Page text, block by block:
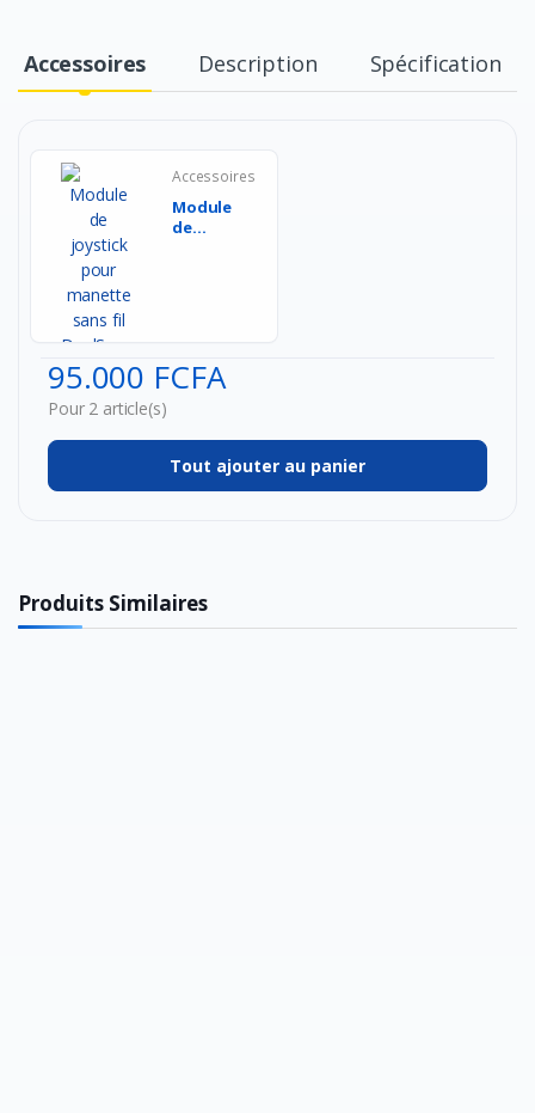
Accessoires Description Spécification
Accessoires
Module
de
95.000 FCFA
Pour 2 article(s)
Tout ajouter au panier
Produits Similaires